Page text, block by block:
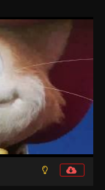
31
30
29